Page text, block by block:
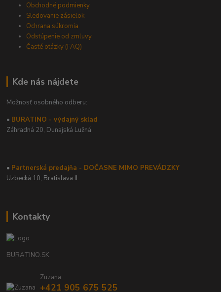
Obchodné podmienky
Sledovanie zásielok
Ochrana súkromia
Odstúpenie od zmluvy
Časté otázky (FAQ)
Kde nás nájdete
Možnosť osobného odberu:
• BURATINO - výdajný sklad
Záhradná 20, Dunajská Lužná
• Partnerská predajňa - DOČASNE MIMO PREVÁDZKY
Uzbecká 10, Bratislava II.
Kontakty
BURATINO.SK
Zuzana
+421 905 675 525